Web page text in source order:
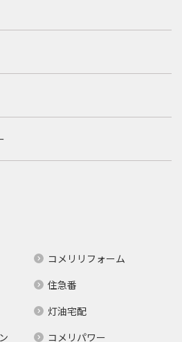
コメリリフォーム
住急番
灯油宅配
コメリパワー